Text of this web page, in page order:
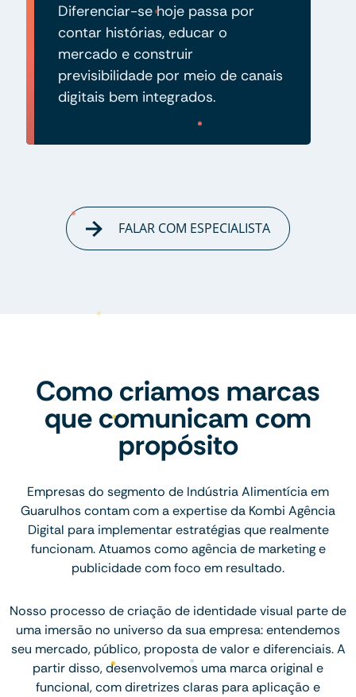
Diferenciar-se hoje passa por
contar histórias, educar o
mercado e construir
previsibilidade por meio de canais
digitais bem integrados.
FALAR COM ESPECIALISTA
Como criamos marcas
que comunicam com
propósito
Empresas do segmento de Indústria Alimentícia em
Guarulhos contam com a expertise da Kombi Agência
Digital para implementar estratégias que realmente
funcionam. Atuamos como agência de marketing e
publicidade com foco em resultado.
Nosso processo de criação de identidade visual parte de
uma imersão no universo da sua empresa: entendemos
seu mercado, público, proposta de valor e diferenciais. A
partir disso, desenvolvemos uma marca original e
funcional, com diretrizes claras para aplicação e